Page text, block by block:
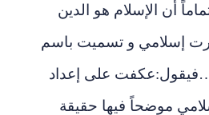
أن الإسلام هو الدين
إسلامي و تسميت باسم
على إعداد
موضحاً فيها حقيقة